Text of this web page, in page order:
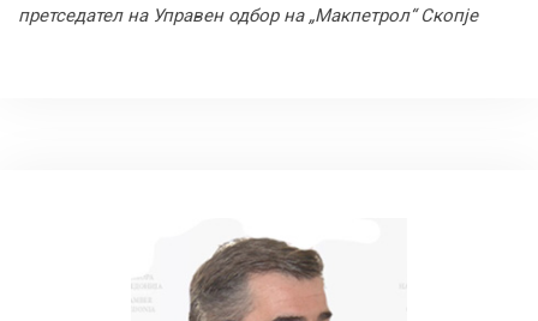
претседател на Управен одбор на „Макпетрол“ Скопје